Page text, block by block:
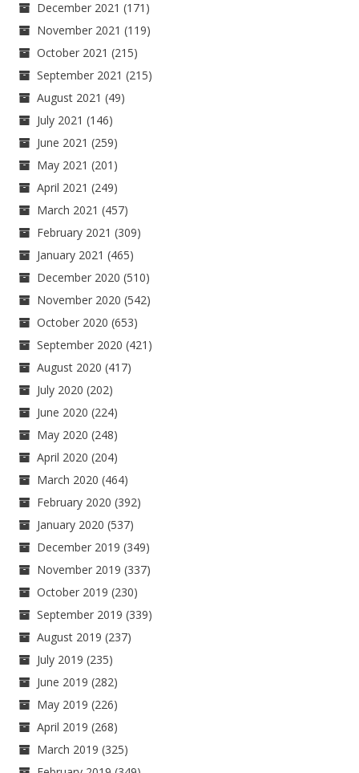
December 2021 (171)
November 2021 (119)
October 2021 (215)
September 2021 (215)
August 2021 (49)
July 2021 (146)
June 2021 (259)
May 2021 (201)
April 2021 (249)
March 2021 (457)
February 2021 (309)
January 2021 (465)
December 2020 (510)
November 2020 (542)
October 2020 (653)
September 2020 (421)
August 2020 (417)
July 2020 (202)
June 2020 (224)
May 2020 (248)
April 2020 (204)
March 2020 (464)
February 2020 (392)
January 2020 (537)
December 2019 (349)
November 2019 (337)
October 2019 (230)
September 2019 (339)
August 2019 (237)
July 2019 (235)
June 2019 (282)
May 2019 (226)
April 2019 (268)
March 2019 (325)